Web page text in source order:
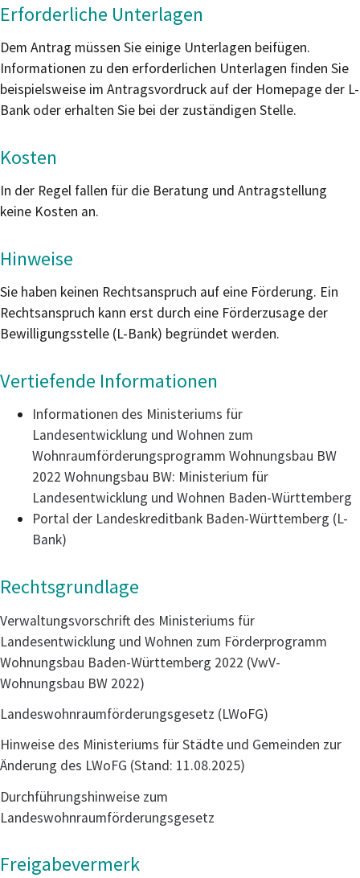
Erforderliche Unterlagen
Dem Antrag müssen Sie einige Unterlagen beifügen.
Informationen zu den erforderlichen Unterlagen finden Sie
beispielsweise im Antragsvordruck auf der Homepage der L-
Bank oder erhalten Sie bei der zuständigen Stelle.
Kosten
In der Regel fallen für die Beratung und Antragstellung
keine Kosten an.
Hinweise
Sie haben keinen Rechtsanspruch auf eine Förderung. Ein
Rechtsanspruch kann erst durch eine Förderzusage der
Bewilligungsstelle (L-Bank) begründet werden.
Vertiefende Informationen
Informationen des Ministeriums für
Landesentwicklung und Wohnen zum
Wohnraumförderungsprogramm Wohnungsbau BW
2022 Wohnungsbau BW: Ministerium für
Landesentwicklung und Wohnen Baden-Württemberg
Portal der Landeskreditbank Baden-Württemberg (L-
Bank)
Rechtsgrundlage
Verwaltungsvorschrift des Ministeriums für
Landesentwicklung und Wohnen zum Förderprogramm
Wohnungsbau Baden-Württemberg 2022 (VwV-
Wohnungsbau BW 2022)
Landeswohnraumförderungsgesetz (LWoFG)
Hinweise des Ministeriums für Städte und Gemeinden zur
Änderung des LWoFG (Stand: 11.08.2025)
Durchführungshinweise zum
Landeswohnraumförderungsgesetz
Freigabevermerk